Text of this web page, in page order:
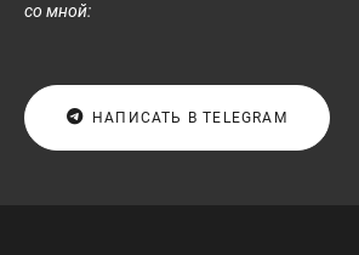
со мной:
НАПИСАТЬ В TELEGRAM